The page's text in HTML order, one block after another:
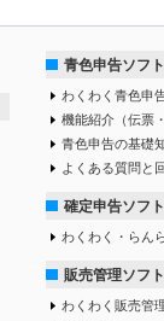
青色申告ソフト
わくわく青色申
機能紹介（伝票
青色申告の基礎
よくある質問と
確定申告ソフト
わくわく・らん
販売管理ソフト
わくわく販売管